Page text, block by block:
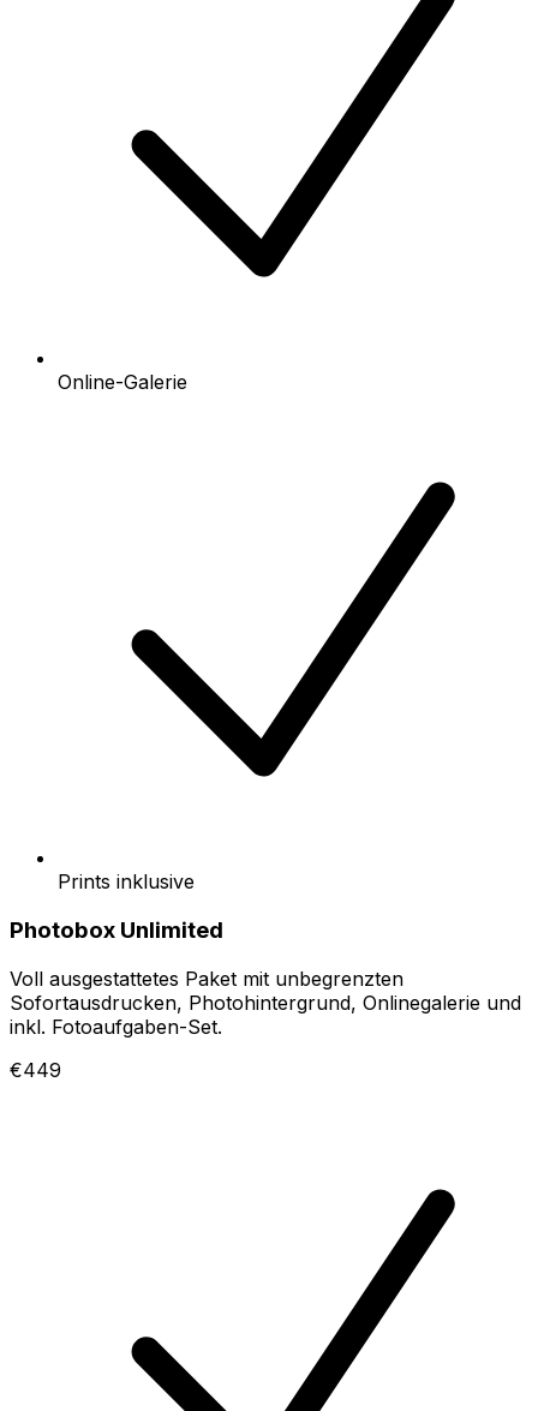
Online-Galerie
Prints inklusive
Photobox Unlimited
Voll ausgestattetes Paket mit unbegrenzten
Sofortausdrucken, Photohintergrund, Onlinegalerie und
inkl. Fotoaufgaben-Set.
€449